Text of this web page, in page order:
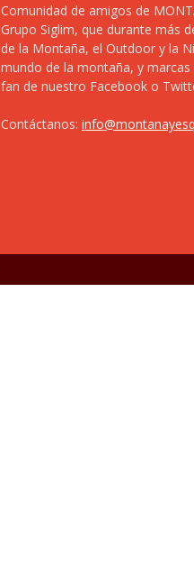
Comunidad de amigos de
Grupo Siglim, que durante más
de la Montaña, el Outdoor y la
mundo de la montaña, y
fan de nuestro Facebook o
Contáctanos: